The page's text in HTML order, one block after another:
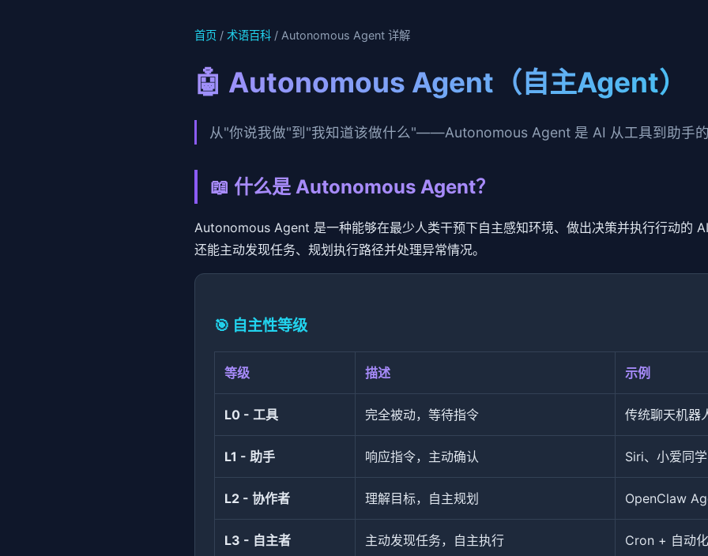
首页 / 术语百科 / Autonomous Agent 详解
🤖 Autonomous Agent（自主Agent）
从"你说我做"到"我知道该做什么"——Autonomous Agent 是 AI 从工具到助手的
📖 什么是 Autonomous Agent？
Autonomous Agent 是一种能够在最少人类干预下自主感知环境、做出决策并执行行动的 AI
还能主动发现任务、规划执行路径并处理异常情况。
🎯 自主性等级
等级 描述 示例
L0 - 工具 完全被动，等待指令 传统聊天机器
L1 - 助手 响应指令，主动确认 Siri、小爱同学
L2 - 协作者 理解目标，自主规划 OpenClaw
L3 - 自主者 主动发现任务，自主执行 Cron + 自动